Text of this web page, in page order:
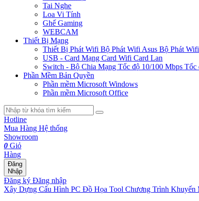
Tai Nghe
Loa Vi Tính
Ghế Gaming
WEBCAM
Thiết Bị Mạng
Thiết Bị Phát Wifi Bộ Phát Wifi Asus Bộ Phát
USB - Card Mạng Card Wifi Card Lan
Switch - Bộ Chia Mạng Tốc độ 10/100 Mbps Tốc
Phần Mềm Bản Quyền
Phần mềm Microsoft Windows
Phần mềm Microsoft Office
Hotline
Mua Hàng Hệ thống
Showroom
0 Giỏ
Hàng
Đăng
Nhập
Đăng ký Đăng nhập
Xây Dựng Cấu Hình PC Đồ Họa Tool Chương Trình Khuyến